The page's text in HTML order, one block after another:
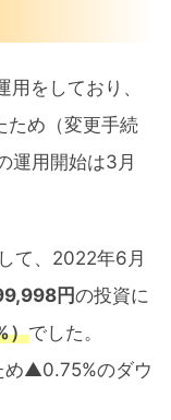
をしており、
ため（変更手続
運用開始は3月
て、2022年6月
円の投資に
）でした。
め▲0.75%のダウ